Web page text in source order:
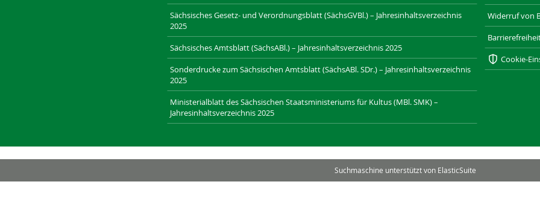
Sächsisches Gesetz- und Verordnungsblatt (SächsGVBl.) – Jahresinhaltsverzeichnis
2025
Sächsisches Amtsblatt (SächsABl.) – Jahresinhaltsverzeichnis 2025
Sonderdrucke zum Sächsischen Amtsblatt (SächsABl. SDr.) – Jahresinhaltsverzeichnis
2025
Ministerialblatt des Sächsischen Staatsministeriums für Kultus (MBl. SMK) –
Jahresinhaltsverzeichnis 2025
Widerruf von
Cookie-
Suchmaschine unterstützt von ElasticSuite